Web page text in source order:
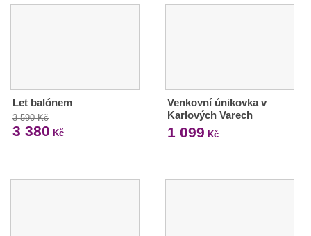
Let balónem
3 590 Kč
3 380 Kč
Venkovní únikovka v
Karlových Varech
1 099 Kč